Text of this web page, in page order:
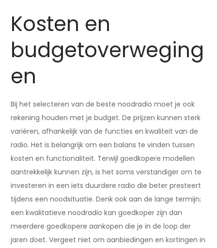
Kosten en
budgetoverweging
en
Bij het selecteren van de beste noodradio moet je ook
rekening houden met je budget. De prijzen kunnen sterk
variëren, afhankelijk van de functies en kwaliteit van de
radio. Het is belangrijk om een balans te vinden tussen
kosten en functionaliteit. Terwijl goedkopere modellen
aantrekkelijk kunnen zijn, is het soms verstandiger om te
investeren in een iets duurdere radio die beter presteert
tijdens een noodsituatie. Denk ook aan de lange termijn;
een kwalitatieve noodradio kan goedkoper zijn dan
meerdere goedkopere aankopen die je in de loop der
jaren doet. Vergeet niet om aanbiedingen en kortingen in